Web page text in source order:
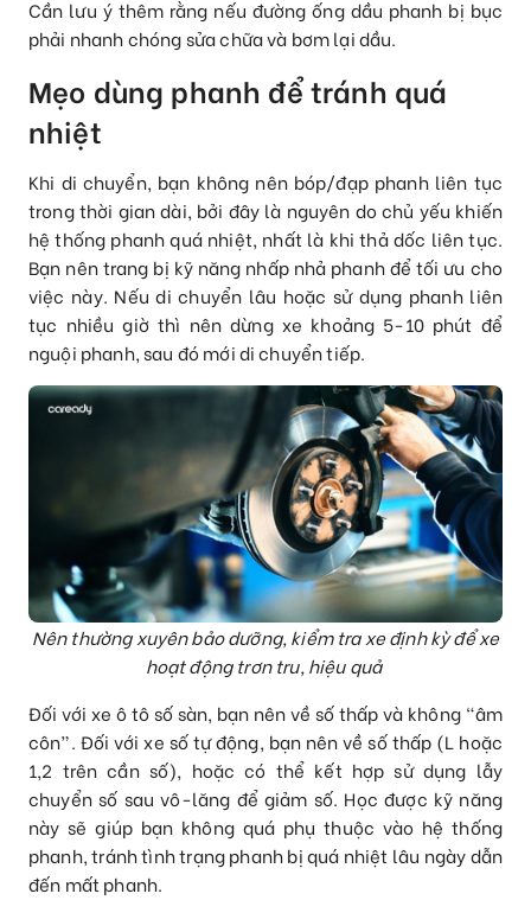
Cần lưu ý thêm rằng nếu đường ống dầu phanh bị bục
phải nhanh chóng sửa chữa và bơm lại dầu.
Mẹo dùng phanh để tránh quá
nhiệt
Khi di chuyển, bạn không nên bóp/đạp phanh liên tục
trong thời gian dài, bởi đây là nguyên do chủ yếu khiến
hệ thống phanh quá nhiệt, nhất là khi thả dốc liên tục.
Bạn nên trang bị kỹ năng nhấp nhả phanh để tối ưu cho
việc này. Nếu di chuyển lâu hoặc sử dụng phanh liên
tục nhiều giờ thì nên dừng xe khoảng 5-10 phút để
nguội phanh, sau đó mới di chuyển tiếp.
Nên thường xuyên bảo dưỡng, kiểm tra xe định kỳ để xe
hoạt động trơn tru, hiệu quả
Đối với xe ô tô số sàn, bạn nên về số thấp và không “âm
côn”. Đối với xe số tự động, bạn nên về số thấp (L hoặc
1,2 trên cần số), hoặc có thể kết hợp sử dụng lẫy
chuyển số sau vô-lăng để giảm số. Học được kỹ năng
này sẽ giúp bạn không quá phụ thuộc vào hệ thống
phanh, tránh tình trạng phanh bị quá nhiệt lâu ngày dẫn
đến mất phanh.